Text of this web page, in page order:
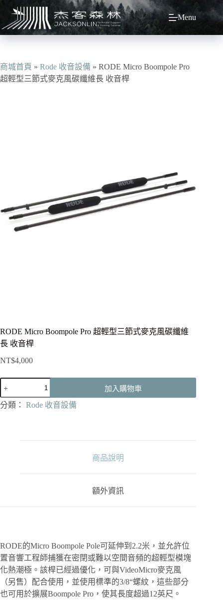
主
容
Menu
商城首頁 » Rode 收音設備 » RODE Micro Boompole Pro
超輕型三節式麥克風碳纖維長 收音桿
RODE Micro Boompole Pro 超輕型三節式麥克風碳纖維
長 收音桿
NT$4,000
RODE
Micro
Boompole
Pro
長
收
音
桿
數
量
加入購物車
分類： Rode 收音設備
商品說明
額外資訊
RODE的Micro Boompole Pole可延伸到2.2米，並允許位
置音響工程師捕獲在密閉或難以空間音頻的超輕型模塊
化熱潮極。該桿已經過優化，可與VideoMicro麥克風
（另售）配合使用，並使用標準的3/8“螺紋，這些部分
也可用於擴展Boompole Pro，使其長度超過12英尺。